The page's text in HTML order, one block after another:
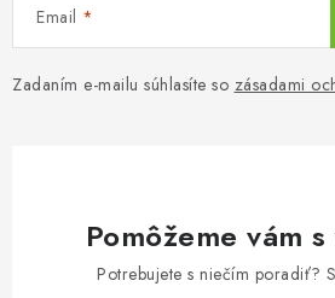
Email
Zadaním e-mailu súhlasíte so zásadami
Pomôžeme vám
Potrebujete s niečím poradiť?